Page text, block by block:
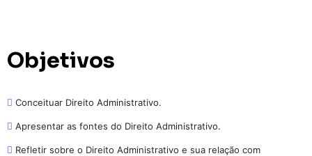
Objetivos
Conceituar Direito Administrativo.
Apresentar as fontes do Direito Administrativo.
Refletir sobre o Direito Administrativo e sua relação com